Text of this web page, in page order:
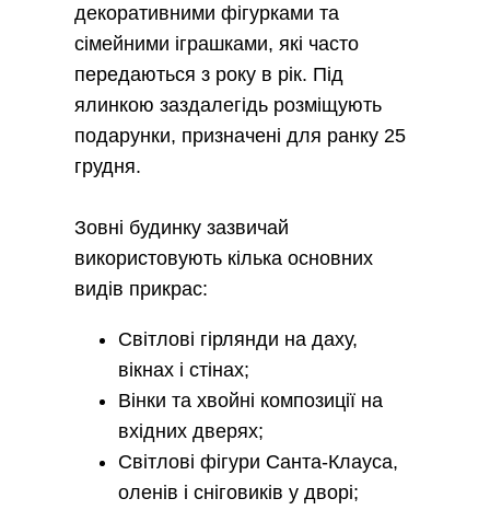
декоративними фігурками та
сімейними іграшками, які часто
передаються з року в рік. Під
ялинкою заздалегідь розміщують
подарунки, призначені для ранку 25
грудня.
Зовні будинку зазвичай
використовують кілька основних
видів прикрас:
Світлові гірлянди на даху,
вікнах і стінах;
Вінки та хвойні композиції на
вхідних дверях;
Світлові фігури Санта-Клауса,
оленів і сніговиків у дворі;